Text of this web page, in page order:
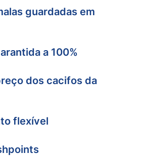
guardadas em
a 100%
dos cacifos da
flexível